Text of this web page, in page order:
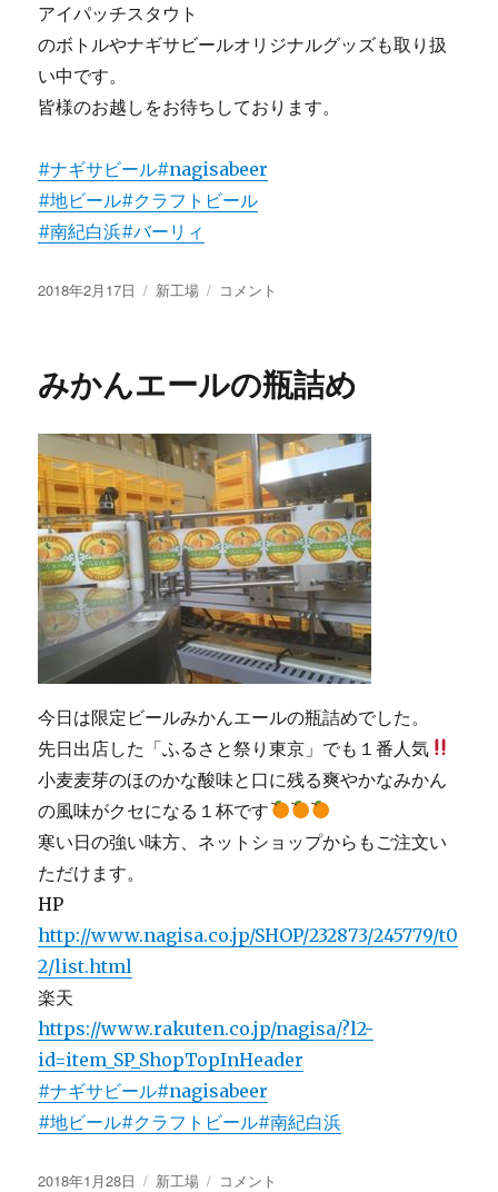
アイパッチスタウト
のボトルやナギサビールオリジナルグッズも取り扱
い中です。
皆様のお越しをお待ちしております。
#ナギサビール#nagisabeer
#地ビール#クラフトビール
#南紀白浜#バーリィ
投
2018年2月17日
カ
ー
新工場
本
ッ
ス
ト
に
コメント
みかんエールの瓶詰め
今日は限定ビールみかんエールの瓶詰めでした。
先日出店した「ふるさと祭り東京」でも１番人気
小麦麦芽のほのかな酸味と口に残る爽やかなみかん
の風味がクセになる１杯です
寒い日の強い味方、ネットショップからもご注文い
ただけます。
HP
http://www.nagisa.co.jp/SHOP/232873/245779/t0
2/list.html
楽天
https://www.rakuten.co.jp/nagisa/?l2-
id=item_SP_ShopTopInHeader
#ナギサビール#nagisabeer
#地ビール#クラフトビール#南紀白浜
投
2018年1月28日
カ
新工場
み
コメント